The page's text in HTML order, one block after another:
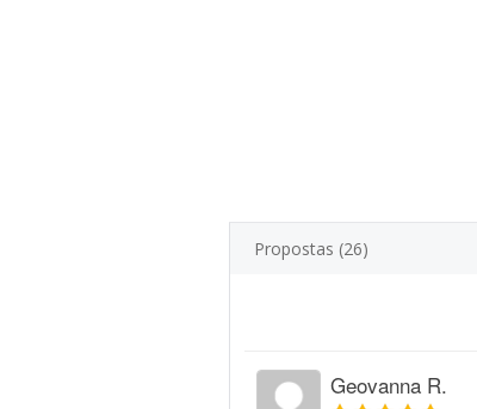
Propostas (26)
Geovanna R.